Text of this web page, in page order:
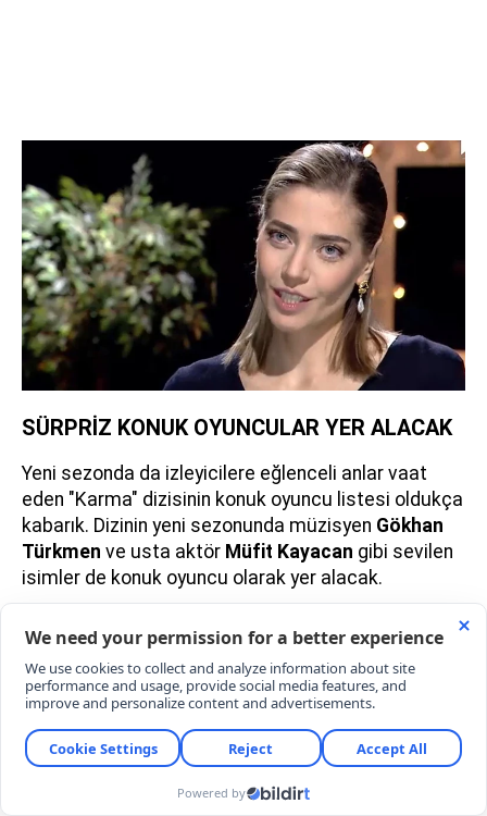
SÜRPRİZ KONUK OYUNCULAR YER ALACAK
Yeni sezonda da izleyicilere eğlenceli anlar vaat
eden "Karma" dizisinin konuk oyuncu listesi oldukça
kabarık. Dizinin yeni sezonunda müzisyen Gökhan
Türkmen ve usta aktör Müfit Kayacan gibi sevilen
isimler de konuk oyuncu olarak yer alacak.
YORUMLAR
YORUM YAZ